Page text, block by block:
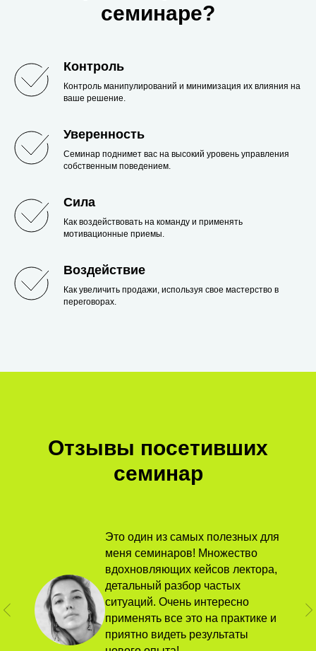
семинаре?
Контроль
Контроль манипулирований и минимизация их влияния на
ваше решение.
Уверенность
Семинар поднимет вас на высокий уровень управления
собственным поведением.
Сила
Как воздействовать на команду и применять
мотивационные приемы.
Воздействие
Как увеличить продажи, используя свое мастерство в
переговорах.
Отзывы посетивших
семинар
Это один из самых полезных для
меня семинаров! Множество
вдохновляющих кейсов лектора,
детальный разбор частых
ситуаций. Очень интересно
применять все это на практике и
приятно видеть результаты